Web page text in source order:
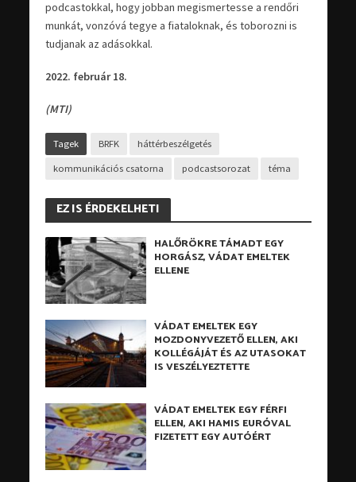
podcastokkal, hogy jobban megismertesse a rendőri
munkát, vonzóvá tegye a fiataloknak, és toborozni is
tudjanak az adásokkal.
2022. február 18.
(MTI)
Tagek BRFK háttérbeszélgetés
kommunikációs csatorna podcastsorozat téma
EZ IS ÉRDEKELHETI
HALŐRÖKRE TÁMADT EGY
HORGÁSZ, VÁDAT EMELTEK
ELLENE
VÁDAT EMELTEK EGY
MOZDONYVEZETŐ ELLEN, AKI
KOLLÉGÁJÁT ÉS AZ UTASOKAT
IS VESZÉLYEZTETTE
VÁDAT EMELTEK EGY FÉRFI
ELLEN, AKI HAMIS EURÓVAL
FIZETETT EGY AUTÓÉRT